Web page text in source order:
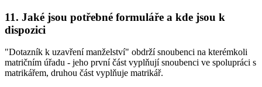
11. Jaké jsou potřebné formuláře a kde jsou k
dispozici
"Dotazník k uzavření manželství" obdrží snoubenci na kterémkoli
matričním úřadu - jeho první část vyplňují snoubenci ve spolupráci s
matrikářem, druhou část vyplňuje matrikář.